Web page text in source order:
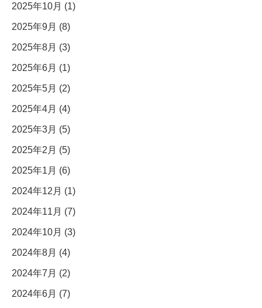
2025年10月 (1)
2025年9月 (8)
2025年8月 (3)
2025年6月 (1)
2025年5月 (2)
2025年4月 (4)
2025年3月 (5)
2025年2月 (5)
2025年1月 (6)
2024年12月 (1)
2024年11月 (7)
2024年10月 (3)
2024年8月 (4)
2024年7月 (2)
2024年6月 (7)